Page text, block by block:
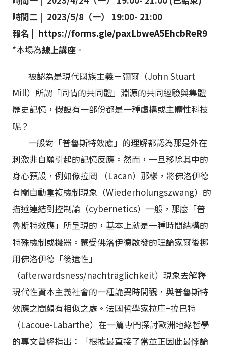
時間二 | 2023/5/8（一） 19:00- 21:00
報名 | https://forms.gle/paxLbweA5EhcbReR9
*本場為線上講座 。
被認為是現代國族主義－彌爾（John Stuart
Mill）所謂「同情的共同體」淵源的共同經驗與集體
歷史記憶，假設有一部份都是一種虛構或主體性科技
呢？
一般對「普魯斯特效應」的理解都認為那是外在
刺激非自願引起的記憶反應。然而，一旦移除其中的
身心預設，例如像拉岡 （Lacan）那樣，將佛洛伊德
有關自動重複機制現象（Wiederholungszwang）的
描述連結到控制論（cybernetics）一般，那麼「普
魯斯特效應」所呈現的，基本上就是一種時間結構的
特殊機制或機器。蒙受佛洛伊德啟發的理論家爾後挪
用佛洛伊德「後遺性」
（afterwardsness/nachträglichkeit）現象去解釋
現代性資本主義社會的一種詭異時間觀，與普魯斯特
效應之間頗有相似之處。法國哲學家拉庫−拉巴特
（Lacoue-Labarthe）在一篇專門探討歐洲地緣哲學
的專文曾經指出：「根據最直接了當並正因此最悖論